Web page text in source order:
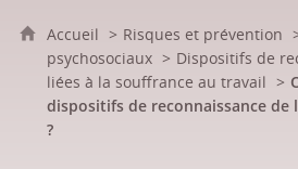
Accueil Risques et prévention
psychosociaux
Dispositifs de
liées à la souffrance au travail
dispositifs de reconnaissance de
?